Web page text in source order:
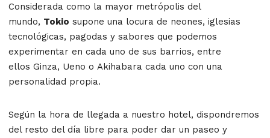
Consi­derada como la mayor metrópolis del
mundo, Tokio supone una locura de neones, iglesias
tecnológicas, pagodas y sabores que podemos
experimentar en cada uno de sus barrios, entre
ellos Ginza, Ueno o Akihabara cada uno con una
personalidad propia.
Según la hora de llegada a nuestro hotel, dispondremos
del resto del día libre para poder dar un paseo y